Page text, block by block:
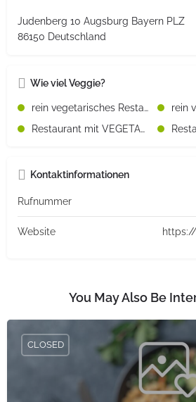
Judenberg 10 Augsburg Bayern PLZ
86150 Deutschland
Wie viel Veggie?
rein vegetarisches Restaurant
rein
Restaurant mit VEGETARISCHEN Speisen
Kontaktinformationen
Rufnummer
Website
You May Also Be
CLOSED